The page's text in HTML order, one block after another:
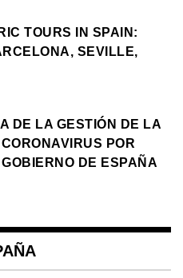
TOURS IN SPAIN:
SEVILLE,
DE LA GESTIÓN DE LA
POR
DE ESPAÑA